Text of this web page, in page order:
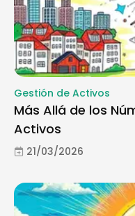
Gestión de Activos
Más Allá de los
Activos
21/03/2026